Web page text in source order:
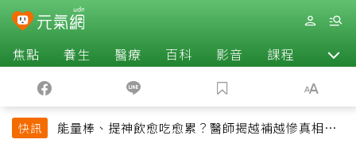
焦點 養生 醫療 百科 影音 課程 退休
快訊
能量棒、提神飲愈吃愈累？醫師揭越補越慘真相：